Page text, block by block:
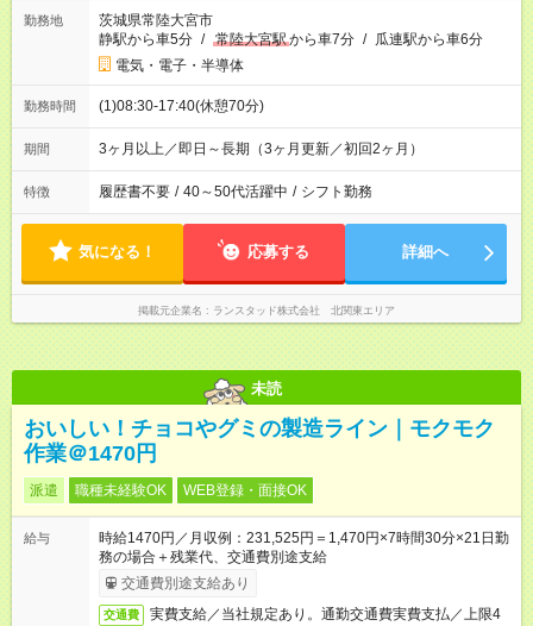
勤務地
茨城県常陸大宮市
静駅から車5分 / 常陸大宮駅から車7分 / 瓜連駅から車6分
電気・電子・半導体
勤務時間 (1)08:30-17:40(休憩70分)
期間 3ヶ月以上／即日～長期（3ヶ月更新／初回2ヶ月）
特徴 履歴書不要 / 40～50代活躍中 / シフト勤務
気になる！ 応募する 詳細へ
掲載元企業名 ランスタッド株式会社 北関東エリア
未読
おいしい！チョコやグミの製造ライン｜モクモク
作業＠1470円
派遣 職種未経験OK WEB登録・面接OK
給与
時給1470円／月収例：231,525円＝1,470円×7時間30分×21日勤
務の場合＋残業代、交通費別途支給
交通費別途支給あり
交通費
実費支給／当社規定あり。通勤交通費実費支払／上限4